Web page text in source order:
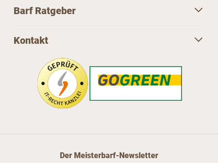
Barf Ratgeber
Kontakt
Der Meisterbarf-Newsletter